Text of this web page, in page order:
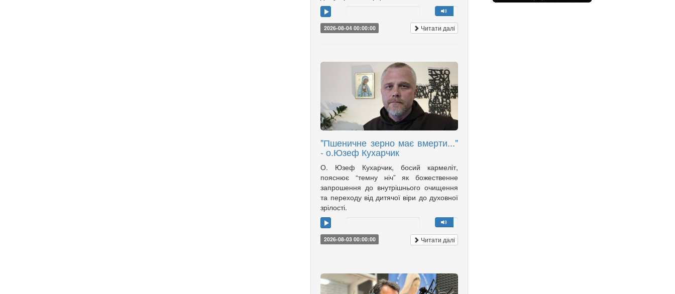
2026-08-04 00:00:00 Читати далі
"Пшеничне зерно має вмерти..."
- о.Юзеф Кухарчик
О. Юзеф Кухарчик, босий кармеліт,
пояснює “темну ніч” як божественне
запрошення до внутрішнього очищення
та переходу від дитячої віри до духовної
зрілості.
2026-08-03 00:00:00 Читати далі